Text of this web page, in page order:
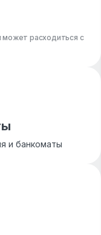
может расходиться с
и банкоматы